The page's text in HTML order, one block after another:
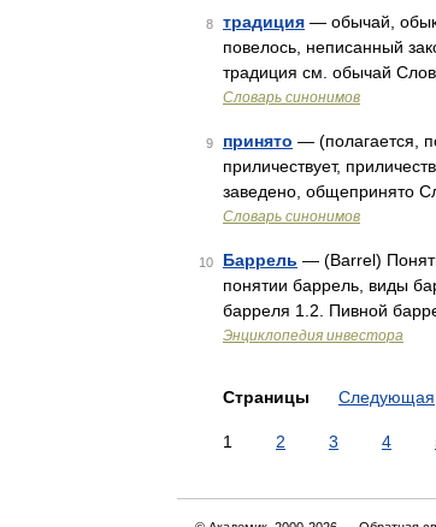
8 традиция — обычай,
повелось, неписанный
традиция см. обычай
Словарь синонимов
9 принято — (полагается,
приличествует,
заведено, общепринято
Словарь синонимов
10 Баррель — (Barrel)
понятии баррель, виды
барреля 1.2. Пивной
Энциклопедия инвестора
Страницы Следующая
1 2 3 4